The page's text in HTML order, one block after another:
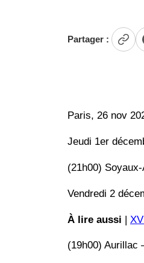
Partager :
Paris, 26 nov
Jeudi 1er
(21h00)
Vendredi 2
À lire aussi |
(19h00) Aurillac